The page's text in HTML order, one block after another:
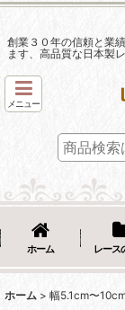
創業３０年の信頼と業
ます、高品質な日本製
メニュー
ホーム レース
ホーム > 幅5.1cm〜